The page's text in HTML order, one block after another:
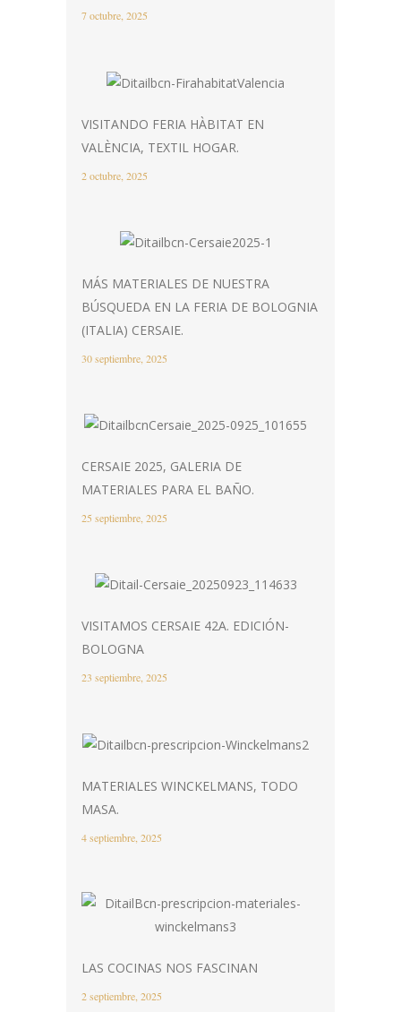
7 octubre, 2025
VISITANDO FERIA HÀBITAT EN
VALÈNCIA, TEXTIL HOGAR.
2 octubre, 2025
MÁS MATERIALES DE NUESTRA
BÚSQUEDA EN LA FERIA DE BOLOGNIA
(ITALIA) CERSAIE.
30 septiembre, 2025
CERSAIE 2025, GALERIA DE
MATERIALES PARA EL BAÑO.
25 septiembre, 2025
VISITAMOS CERSAIE 42A. EDICIÓN-
BOLOGNA
23 septiembre, 2025
MATERIALES WINCKELMANS, TODO
MASA.
4 septiembre, 2025
LAS COCINAS NOS FASCINAN
2 septiembre, 2025